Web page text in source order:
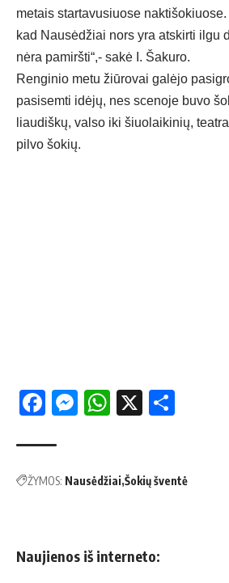
metais startavusiuose
kad Nausėdžiai nors yra atskirti ilgu
nėra pamiršti“,- sakė I. Šakuro.
Renginio metu žiūrovai galėjo
pasisemti idėjų, nes scenoje buvo
liaudiškų, valso iki šiuolaikinių,
pilvo šokių.
Facebook
Messenger
WhatsApp
X
ŽYMOS: Nausėdžiai Šokių šventė
Naujienos iš interneto: